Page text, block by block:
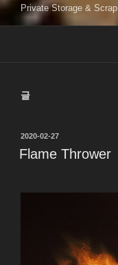
Private Storage & Scrap
글
작
성
일
2020-02-27
Flame Thrower